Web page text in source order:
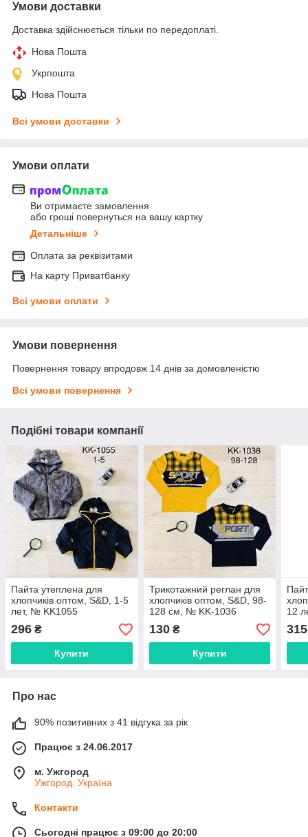
Умови доставки
Доставка здійснюється тільки по передоплаті.
Нова Пошта
Укрпошта
Нова Пошта
Всі умови доставки
Умови оплати
Ви отримаєте замовлення
або гроші повернуться на вашу картку
Детальніше
Оплата за реквізитами
На карту Приватбанку
Всі умови оплати
Умови повернення
Повернення товару впродовж 14 днів за домовленістю
Всі умови повернення
Подібні товари компанії
Пайта утеплена для
хлопчиків оптом, S&D, 1-5
лет, № KK1055
296 ₴
Купити
Трикотажний реглан для
хлопчиків оптом, S&D, 98-
128 см, № KK-1036
130₴
Купити
12
315
Про нас
90% позитивних з 41 відгука за рік
Працює з 24.06.2017
м. Ужгород
Ужгород, Україна
Контакти
Сьогодні працює з 09:00 до 20:00